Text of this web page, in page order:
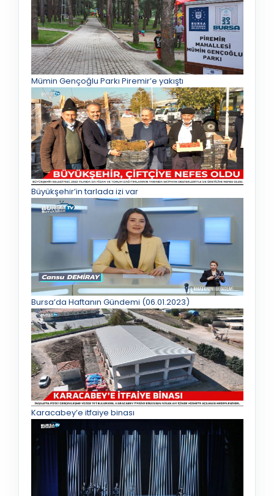
Mümin Gençoğlu Parkı Piremir’e yakıştı
Büyükşehir’in tarlada izi var
Bursa’da Haftanın Gündemi (06.01.2023)
Karacabey’e itfaiye binası